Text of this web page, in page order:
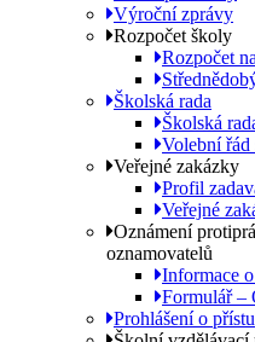
Výroční zprávy
Rozpočet školy
Rozpočet
Školská rada
Školská
Volební řád
Veřejné zakázky
Profil
Veřejné
Oznámení
oznamovatelů
Informace
Formulář –
Prohlášení o